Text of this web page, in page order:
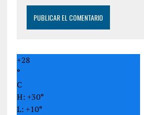
+28
°
C
H: +30°
L: +10°